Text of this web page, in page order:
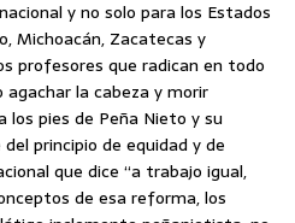
y no solo para los Estados
Michoacán, Zacatecas y
profesores que radican en todo
la cabeza y morir
los pies de Peña Nieto y su
principio de equidad y de
que dice “a trabajo igual,
de esa reforma, los